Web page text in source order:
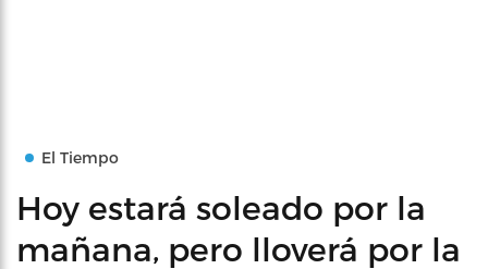
El Tiempo
Hoy estará soleado por la
mañana, pero lloverá por la